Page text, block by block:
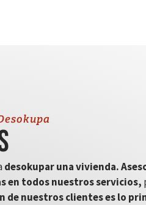
desokupar una vivienda.
en todos nuestros servicios,
de nuestros clientes es lo